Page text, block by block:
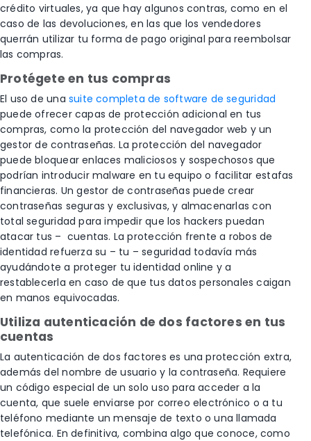
crédito virtuales, ya que hay algunos contras, como en el
caso de las devoluciones, en las que los vendedores
querrán utilizar tu forma de pago original para reembolsar
las compras.
Protégete en tus compras
El uso de una suite completa de software de seguridad
puede ofrecer capas de protección adicional en tus
compras, como la protección del navegador web y un
gestor de contraseñas. La protección del navegador
puede bloquear enlaces maliciosos y sospechosos que
podrían introducir malware en tu equipo o facilitar estafas
financieras. Un gestor de contraseñas puede crear
contraseñas seguras y exclusivas, y almacenarlas con
total seguridad para impedir que los hackers puedan
atacar tus – cuentas. La protección frente a robos de
identidad refuerza su – tu – seguridad todavía más
ayudándote a proteger tu identidad online y a
restablecerla en caso de que tus datos personales caigan
en manos equivocadas.
Utiliza autenticación de dos factores en tus
cuentas
La autenticación de dos factores es una protección extra,
además del nombre de usuario y la contraseña. Requiere
un código especial de un solo uso para acceder a la
cuenta, que suele enviarse por correo electrónico o a tu
teléfono mediante un mensaje de texto o una llamada
telefónica. En definitiva, combina algo que conoce, como